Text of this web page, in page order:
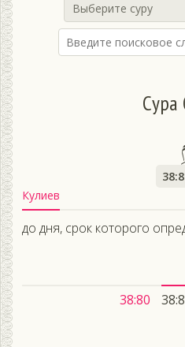
Выберите суру
Сура
Кулиев
до дня, срок которого
38:80